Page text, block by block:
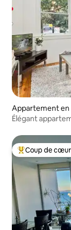
Appartement en
Élégant
Coups de cœur
Coup de